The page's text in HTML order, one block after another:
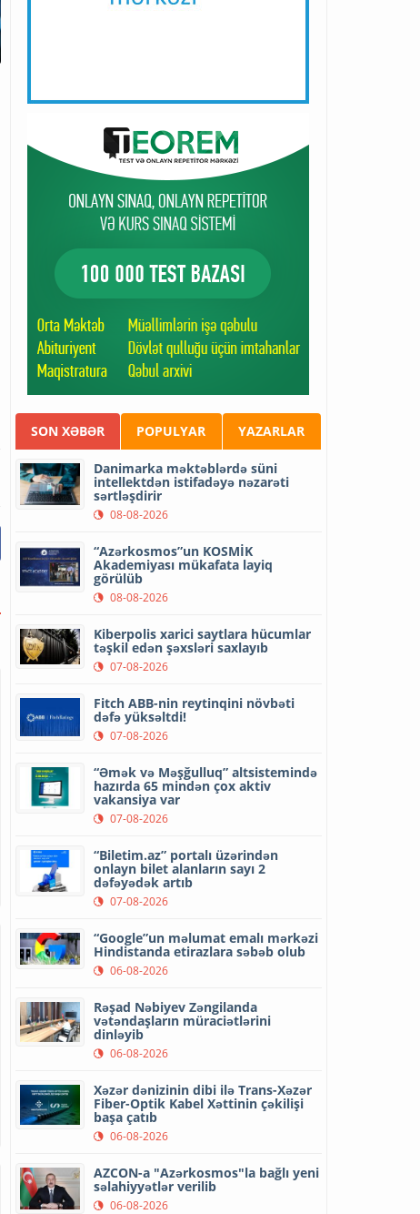
SON XƏBƏR POPULYAR YAZARLAR
Danimarka məktəblərdə süni
intellektdən istifadəyə nəzarəti
sərtləşdirir
08-08-2026
“Azərkosmos”un KOSMİK
Akademiyası mükafata layiq
görülüb
08-08-2026
Kiberpolis xarici saytlara hücumlar
təşkil edən şəxsləri saxlayıb
07-08-2026
Fitch ABB-nin reytinqini növbəti
dəfə yüksəltdi!
07-08-2026
“Əmək və Məşğulluq” altsistemində
hazırda 65 mindən çox aktiv
vakansiya var
07-08-2026
“Biletim.az” portalı üzərindən
onlayn bilet alanların sayı 2
dəfəyədək artıb
07-08-2026
“Google”un məlumat emalı mərkəzi
Hindistanda etirazlara səbəb olub
06-08-2026
Rəşad Nəbiyev Zəngilanda
vətəndaşların müraciətlərini
dinləyib
06-08-2026
Xəzər dənizinin dibi ilə Trans-Xəzər
Fiber-Optik Kabel Xəttinin çəkilişi
başa çatıb
06-08-2026
AZCON-a "Azərkosmos"la bağlı yeni
səlahiyyətlər verilib
06-08-2026